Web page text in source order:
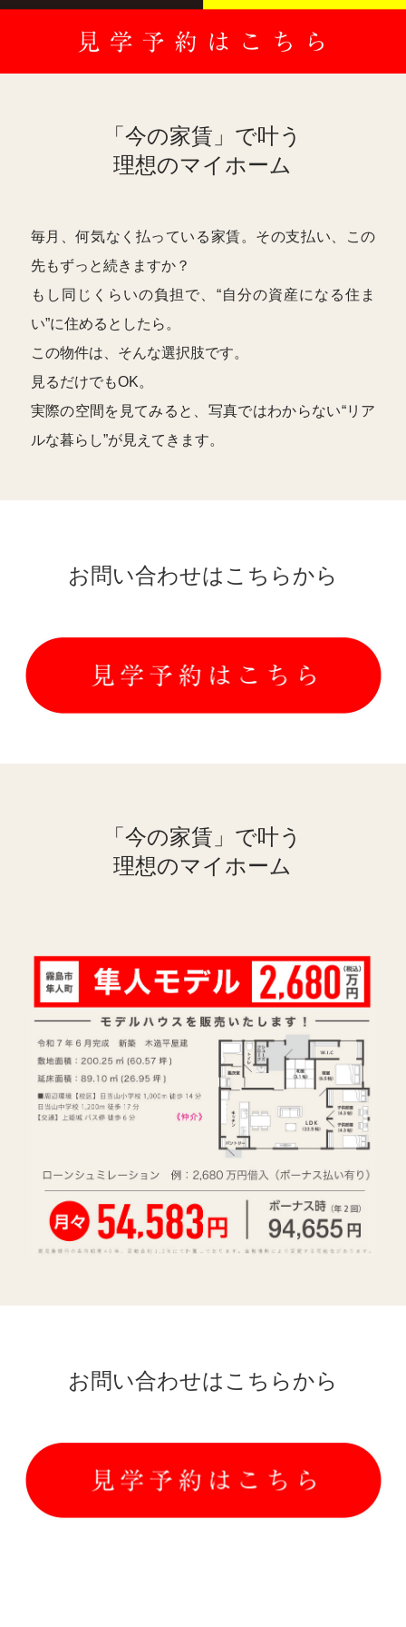
「今の家賃」で叶う
理想のマイホーム
毎月、何気なく払っている家賃。その支払い、この
先もずっと続きますか？
もし同じくらいの負担で、“自分の資産になる住ま
い”に住めるとしたら。
この物件は、そんな選択肢です。
見るだけでもOK。
実際の空間を見てみると、写真ではわからない“リア
ルな暮らし”が見えてきます。
お問い合わせはこちらから
「今の家賃」で叶う
理想のマイホーム
お問い合わせはこちらから